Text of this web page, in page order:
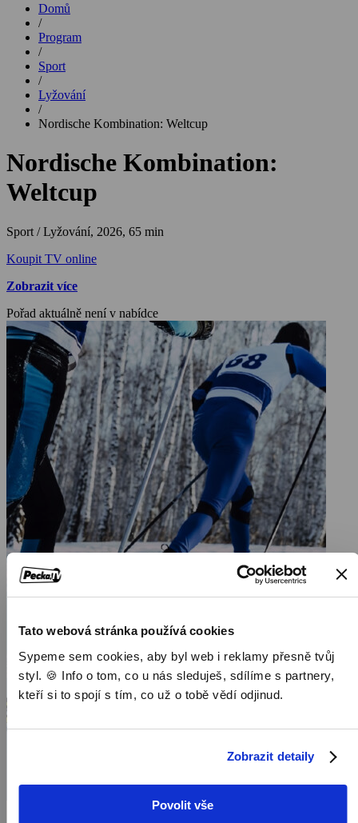
Tato webová stránka používá cookies
Sypeme sem cookies, aby byl web i reklamy přesně tvůj
styl. 🍪 Info o tom, co u nás sleduješ, sdílíme s partnery,
kteří si to spojí s tím, co už o tobě vědí odjinud.
Zobrazit detaily
Povolit vše
Domů
/
Program
/
Sport
/
Lyžování
/
Nordische Kombination: Weltcup
Nordische Kombination:
Weltcup
Sport / Lyžování, 2026, 65 min
Koupit TV online
Zobrazit více
Pořad aktuálně není v nabídce